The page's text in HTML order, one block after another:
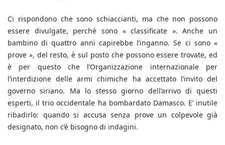
Ci rispondono che sono schiaccianti, ma che non possono
essere divulgate, perché sono « classificate ». Anche un
bambino di quattro anni capirebbe l’inganno. Se ci sono «
prove », del resto, è sul posto che possono essere trovate, ed
è per questo che l’Organizzazione internazionale per
l’interdizione delle armi chimiche ha accettato l’invito del
governo siriano. Ma lo stesso giorno dell’arrivo di questi
esperti, il trio occidentale ha bombardato Damasco. E’ inutile
ribadirlo: quando si accusa senza prove un colpevole già
designato, non c’è bisogno di indagini.